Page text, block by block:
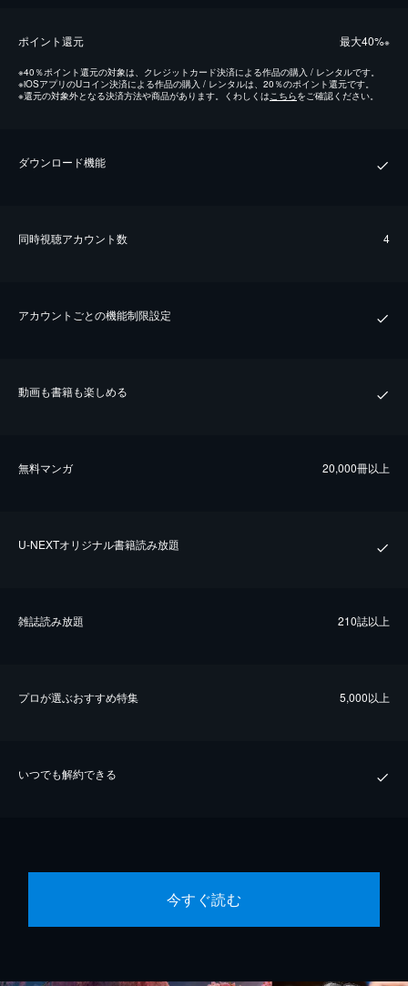
ポイント還元 最⼤40%※
※40％ポイント還元の対象は、クレジットカード決済による作品の購入 / レンタルです。
※iOSアプリのUコイン決済による作品の購入 / レンタルは、20％のポイント還元です。
※還元の対象外となる決済方法や商品があります。くわしくはこちらをご確認ください。
ダウンロード機能
同時視聴アカウント数 4
アカウントごとの機能制限設定
動画も書籍も楽しめる
無料マンガ 20,000冊以上
U-NEXTオリジナル書籍読み放題
雑誌読み放題 210誌以上
プロが選ぶおすすめ特集 5,000以上
いつでも解約できる
今すぐ読む